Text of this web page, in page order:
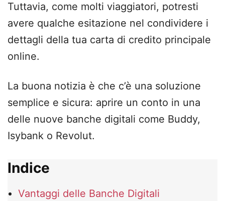
Tuttavia, come molti viaggiatori, potresti
avere qualche esitazione nel condividere i
dettagli della tua carta di credito principale
online.
La buona notizia è che c’è una soluzione
semplice e sicura: aprire un conto in una
delle nuove banche digitali come Buddy,
Isybank o Revolut.
Indice
Vantaggi delle Banche Digitali